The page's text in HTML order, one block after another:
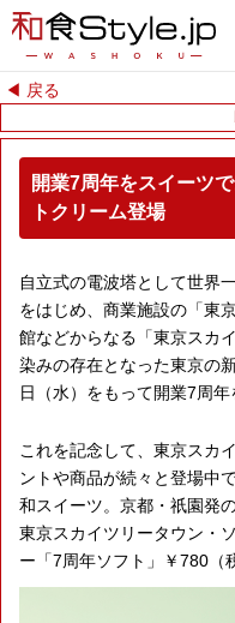
◀︎ 戻る
開業7周年をスイーツ
トクリーム登場
自立式の電波塔として世界
をはじめ、商業施設の「東
館などからなる「東京スカ
染みの存在となった東京の
日（水）をもって開業7周年
これを記念して、東京スカ
ントや商品が続々と登場中
和スイーツ。京都・祇園発
東京スカイツリータウン・
ー「7周年ソフト」￥780（